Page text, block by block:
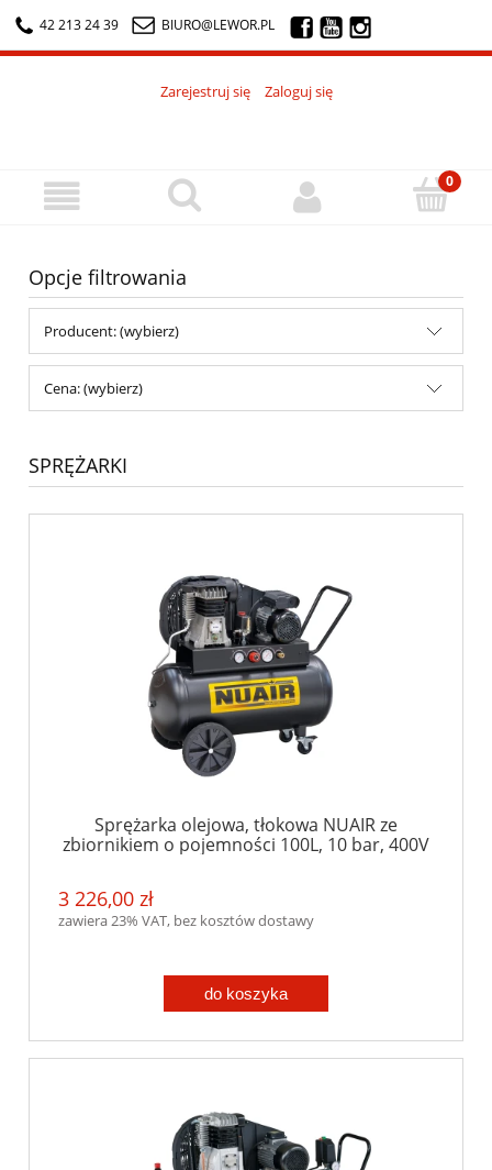
42 213 24 39 BIURO@LEWOR.PL
Zarejestruj się Zaloguj się
Opcje filtrowania
Producent: (wybierz)
Cena: (wybierz)
SPRĘŻARKI
Sprężarka olejowa, tłokowa NUAIR ze
zbiornikiem o pojemności 100L, 10 bar, 400V
3 226,00 zł
zawiera 23% VAT, bez kosztów dostawy
do koszyka